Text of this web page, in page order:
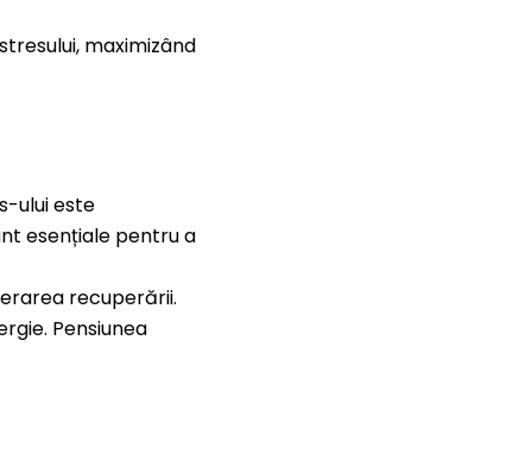
maximizând
ului este
esențiale pentru a
recuperării.
Pensiunea